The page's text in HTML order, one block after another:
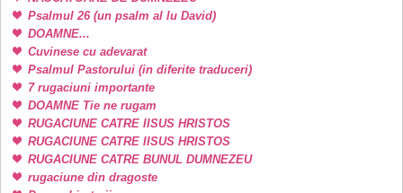
Psalmul 26 (un psalm al lu David)
DOAMNE...
Cuvinese cu adevarat
Psalmul Pastorului (in diferite traduceri)
7 rugaciuni importante
DOAMNE Tie ne rugam
RUGACIUNE CATRE IISUS HRISTOS
RUGACIUNE CATRE IISUS HRISTOS
RUGACIUNE CATRE BUNUL DUMNEZEU
rugaciune din dragoste